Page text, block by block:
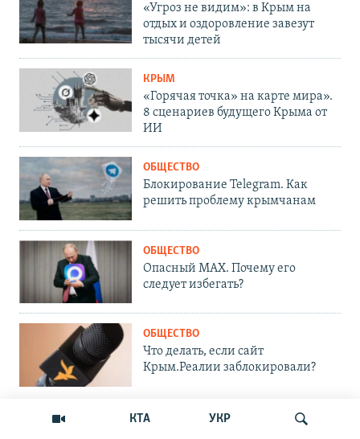
КТА УКР
«Угроз не видим»: в Крым на
отдых и оздоровление завезут
тысячи детей
КРЫМ
«Горячая точка» на карте мира».
8 сценариев будущего Крыма от
ИИ
ОБЩЕСТВО
Блокирование Telegram. Как
решить проблему крымчанам
ОБЩЕСТВО
Опасный MAX. Почему его
следует избегать?
ОБЩЕСТВО
Что делать, если сайт
Крым.Реалии заблокировали?